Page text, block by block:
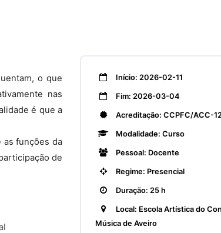
o que
nas
é que a
as funções da
de
Início: 2026-02-11
Fim: 2026-03-04
Acreditação: CCPFC/ACC-
Modalidade: Curso
Pessoal: Docente
Regime: Presencial
Duração: 25 h
Local: Escola Artística do
Música de Aveiro